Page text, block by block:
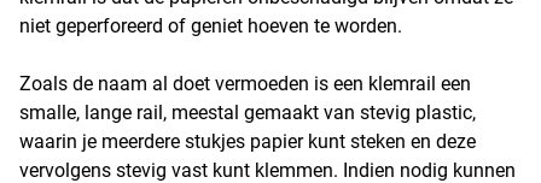
niet geperforeerd of geniet hoeven te worden.
Zoals de naam al doet vermoeden is een klemrail een
smalle, lange rail, meestal gemaakt van stevig plastic,
waarin je meerdere stukjes papier kunt steken en deze
vervolgens stevig vast kunt klemmen. Indien nodig kunnen